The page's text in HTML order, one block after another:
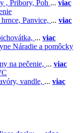
, Príbory, Poh ... viac
Panvice, ... viac
... viac
Náradie a pomôcky
na pečenie, ... viac
vandle, ... viac